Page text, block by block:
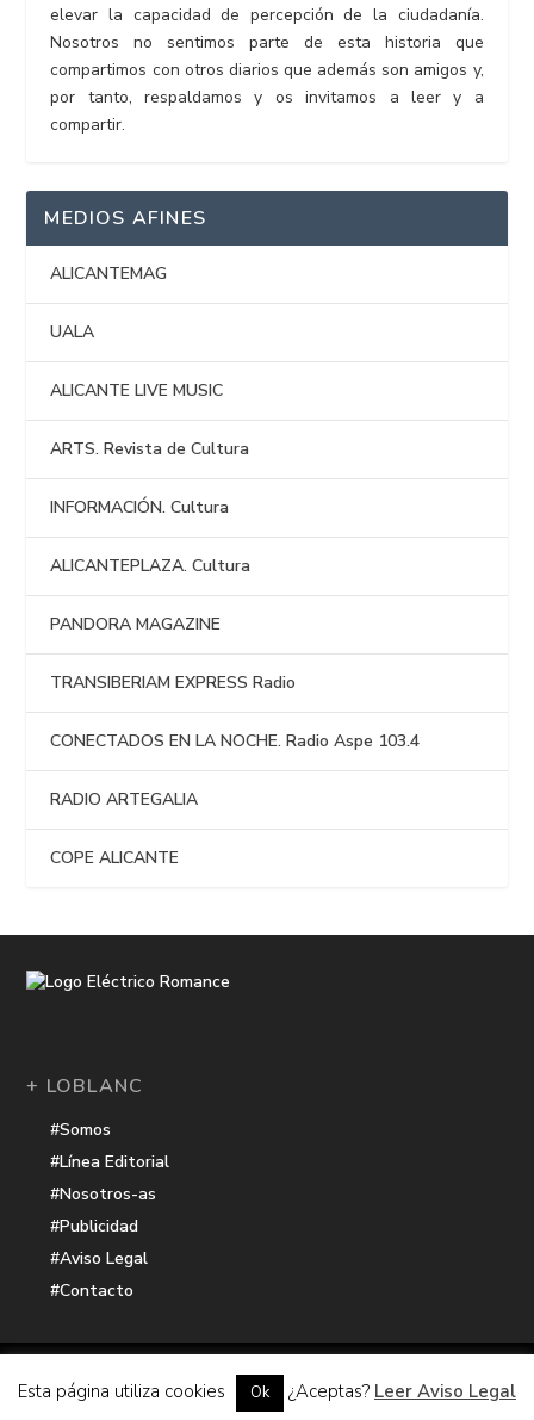
elevar la capacidad de percepción de la ciudadanía.
Nosotros no sentimos parte de esta historia que
compartimos con otros diarios que además son amigos y,
por tanto, respaldamos y os invitamos a leer y a
compartir.
MEDIOS AFINES
ALICANTEMAG
UALA
ALICANTE LIVE MUSIC
ARTS. Revista de Cultura
INFORMACIÓN. Cultura
ALICANTEPLAZA. Cultura
PANDORA MAGAZINE
TRANSIBERIAM EXPRESS Radio
CONECTADOS EN LA NOCHE. Radio Aspe 103.4
RADIO ARTEGALIA
COPE ALICANTE
+ LOBLANC
#Somos
#Línea Editorial
#Nosotros-as
#Publicidad
#Aviso Legal
#Contacto
Electrico Romance
Hacker Harbor
Esta página utiliza cookies Ok ¿Aceptas? Leer Aviso Legal